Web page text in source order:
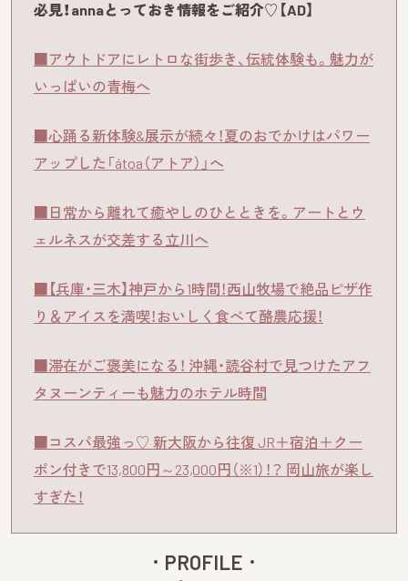
必見！annaとっておき情報をご紹介♡【AD】
■アウトドアにレトロな街歩き、伝統体験も。魅力が
いっぱいの青梅へ
■心踊る新体験&展示が続々！夏のおでかけはパワー
アップした「átoa（アトア）」へ
■日常から離れて癒やしのひとときを。アートとウ
ェルネスが交差する立川へ
■【兵庫・三木】神戸から1時間！西山牧場で絶品ピザ作
り＆アイスを満喫！おいしく食べて酪農応援！
■滞在がご褒美になる！ 沖縄・読谷村で見つけたアフ
タヌーンティーも魅力のホテル時間
■コスパ最強っ♡ 新大阪から往復 JR＋宿泊＋クー
ポン付きで13,800円～23,000円（※1）！？ 岡山旅が楽し
すぎた！
PROFILE